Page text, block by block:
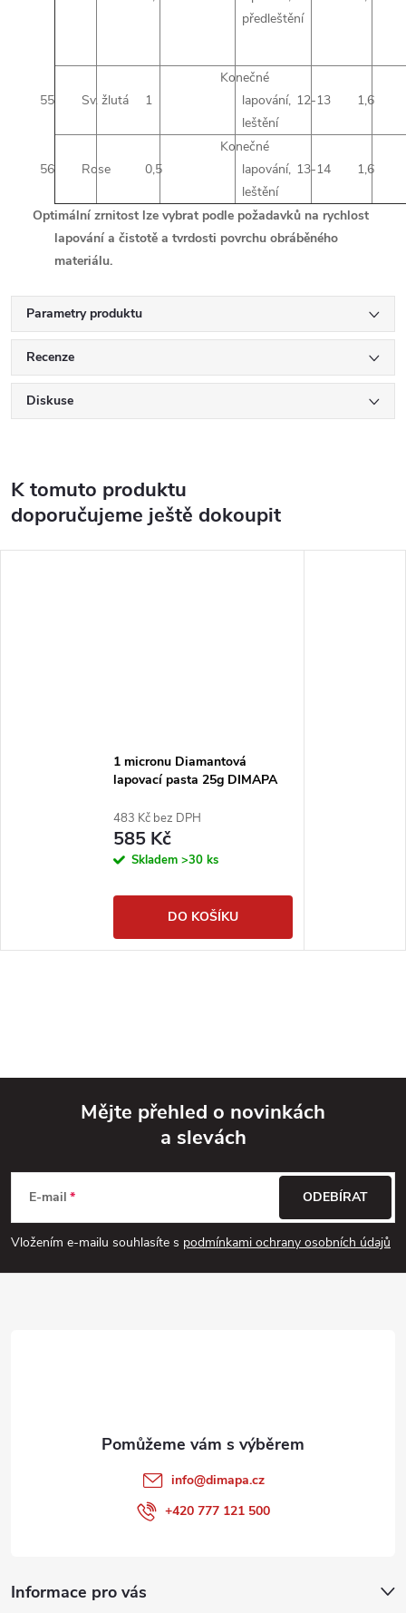
předleštění
55 Sv. žlutá 1
Konečné
lapování,
leštění
12-13 1,6
56 Rose 0,5
Konečné
lapování,
leštění
13-14 1,6
Optimální zrnitost lze vybrat podle požadavků na rychlost
lapování a čistotě a tvrdosti povrchu obráběného
materiálu.
Parametry produktu
Recenze
Diskuse
K tomuto produktu
doporučujeme ještě dokoupit
1 micronu Diamantová
lapovací pasta 25g DIMAPA
483 Kč bez DPH
585 Kč
Skladem >30 ks
DO KOŠÍKU
p
a
Mějte přehled o novinkách
a slevách
E-mail
Vložením e-mailu souhlasíte s podmínkami ochrany osobních údajů
ODEBÍRAT
Informace pro vás
info@dimapa.cz
+420 777 121 500